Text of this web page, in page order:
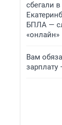
сбегали
БПЛА —
«онлайн»
Вам